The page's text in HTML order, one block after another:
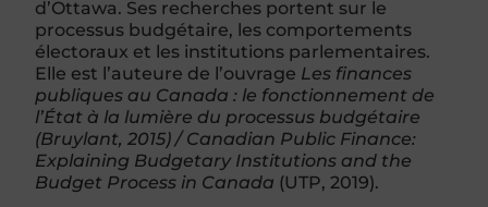
d’Ottawa. Ses recherches portent sur le
processus budgétaire, les comportements
électoraux et les institutions parlementaires.
Elle est l’auteure de l’ouvrage Les finances
publiques au Canada : le fonctionnement de
l’État à la lumière du processus budgétaire
(Bruylant, 2015) /Canadian Public Finance:
Explaining Budgetary Institutions and the
Budget Process in Canada (UTP, 2019).